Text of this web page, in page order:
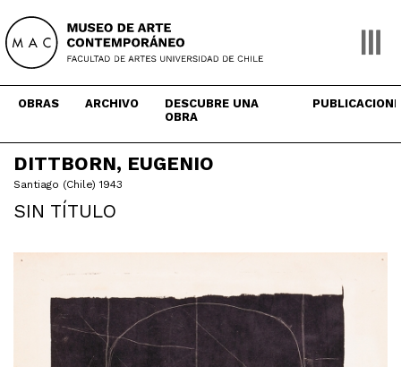
content
OBRAS ARCHIVO
DESCUBRE UNA
OBRA
DITTBORN, EUGENIO
Santiago (Chile) 1943
SIN TÍTULO